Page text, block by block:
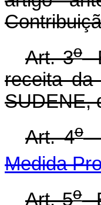
Art. 3o
receita da
SUDENE,
Art. 4o
Medida
Art. 5o